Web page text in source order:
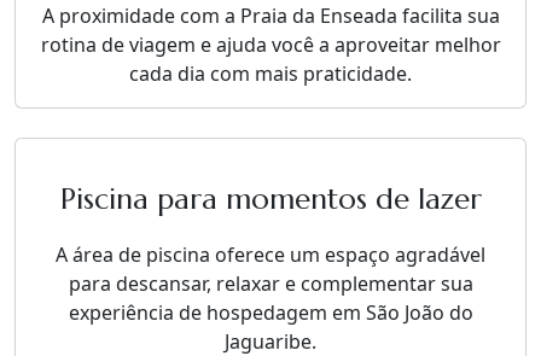
A proximidade com a Praia da Enseada facilita sua
rotina de viagem e ajuda você a aproveitar melhor
cada dia com mais praticidade.
Piscina para momentos de lazer
A área de piscina oferece um espaço agradável
para descansar, relaxar e complementar sua
experiência de hospedagem em São João do
Jaguaribe.